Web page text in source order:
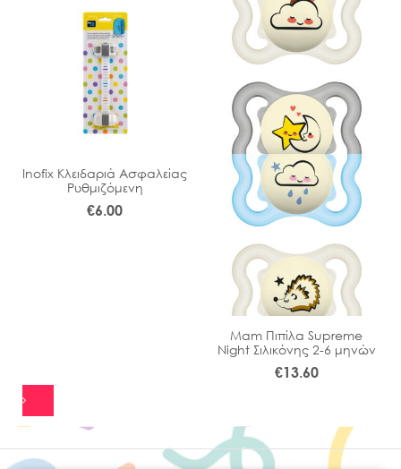
Inofix Κλειδαριά Ασφαλείας
Ρυθμιζόμενη
€6.00
Μam Πιπίλα Supreme
Night Σιλικόνης 2-6 μηνών
€13.60